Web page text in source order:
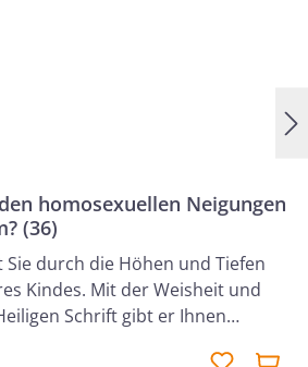
homosexuellen Neigungen
(36)
durch die Höhen und Tiefen
Kindes. Mit der Weisheit und
Schrift gibt er Ihnen